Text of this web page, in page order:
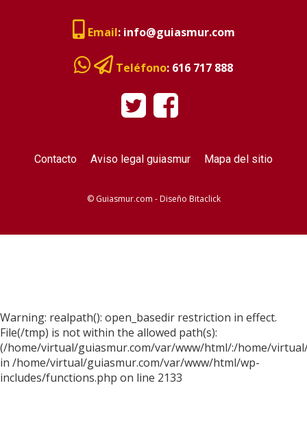
Email: info@guiasmur.com
Teléfono: 616 717 888
Contacto Aviso legal guiasmur Mapa del sitio
© Guiasmur.com - Diseño Bitaclick
Warning: realpath(): open_basedir restriction in effect.
File(/tmp) is not within the allowed path(s):
(/home/virtual/guiasmur.com/var/www/html/:/home/
in /home/virtual/guiasmur.com/var/www/html/wp-
includes/functions.php on line 2133